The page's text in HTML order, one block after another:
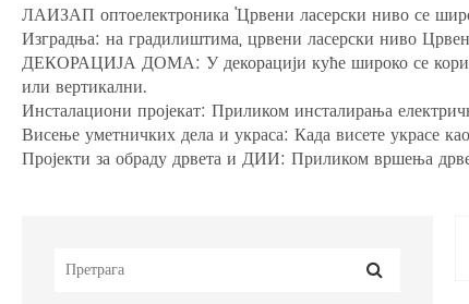
ЛАИЗАП оптоелектроника 'Црвени ласерски ниво се
Изградња: на градилиштима, црвени ласерски ниво
ДЕКОРАЦИЈА ДОМА: У декорацији куће широко се
или вертикални.
Инсталациони пројекат: Приликом инсталирања
Висење уметничких дела и украса: Када висете украсе
Пројекти за обраду дрвета и ДИИ: Приликом вршења